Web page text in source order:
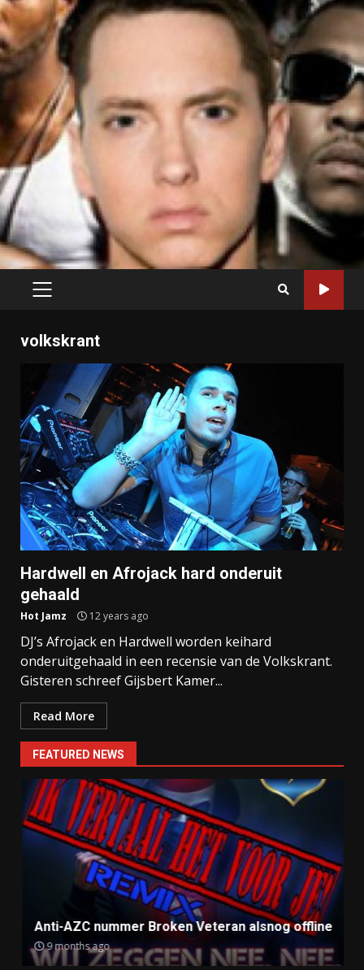
PRIMARY
volkskrant
Hardwell en Afrojack hard onderuit
gehaald
Hot Jamz 12 years ago
DJ’s Afrojack en Hardwell worden keihard
onderuitgehaald in een recensie van de Volkskrant.
Gisteren schreef Gijsbert Kamer...
Read More
FEATURED NEWS
Anti-AZC nummer Broken Veteran alsnog offline
9 months ago